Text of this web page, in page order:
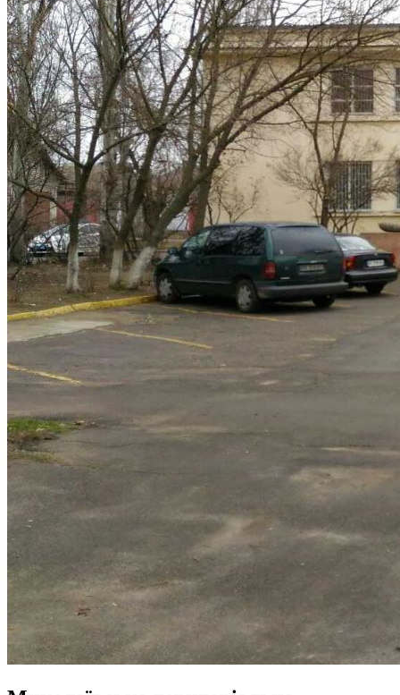
Історія глухих
Коронавірус
Брифінги
Корисні інформаційні матеріали від Т. Ломакіної
Офіційна інформація
Про УТОГ
Керівництво УТОГ
Громадські ради УТОГ ⩺
Всеукраїнська Рада голів обласних
організацій УТОГ
Всеукраїнська Рада ветеранів УТОГ
Всеукраїнська Рада перекладачів жестової
мови УТОГ
Всеукраїнська Рада директорів УТОГ
Всеукраїнська молодіжна Рада УТОГ
Молодіжні лідери УТОГ
Ветерани УТОГ
Мережа УТОГ
Підприємства УТОГ
Рекорди УТОГ
Видання УТОГ
Посилання сторінок УТОГ
Контакти
Навчальні програми
Дошкільна освіта
Для абітурієнтів
Українська жестова мова
Географія
Правознавство
Я досліджую світ
Реєстр перекладачів жестової мови Українського
товариства глухих